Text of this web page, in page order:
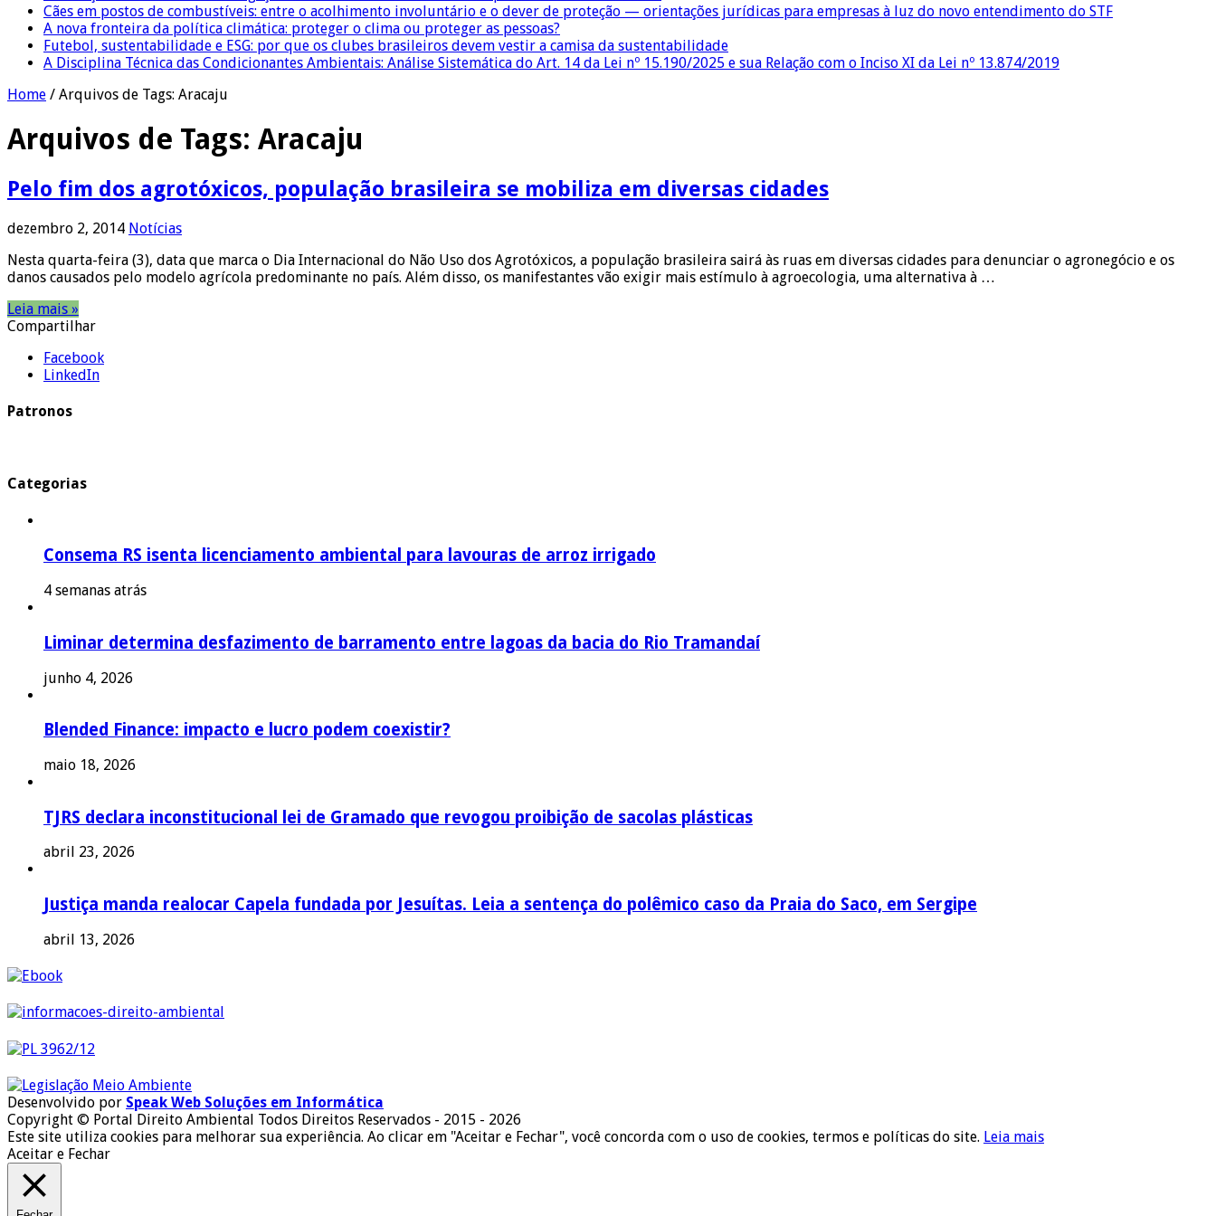
Cães em postos de combustíveis: entre o acolhimento involuntário e o dever de proteção — orientações jurídicas para empresas à luz do novo entendimento do STF
A nova fronteira da política climática: proteger o clima ou proteger as pessoas?
Futebol, sustentabilidade e ESG: por que os clubes brasileiros devem vestir a camisa da sustentabilidade
A Disciplina Técnica das Condicionantes Ambientais: Análise Sistemática do Art. 14 da Lei nº 15.190/2025 e sua Relação com o Inciso XI da Lei nº 13.874/2019
Home / Arquivos de Tags: Aracaju
Arquivos de Tags: Aracaju
Pelo fim dos agrotóxicos, população brasileira se mobiliza em diversas cidades
dezembro 2, 2014 Notícias
Nesta quarta-feira (3), data que marca o Dia Internacional do Não Uso dos Agrotóxicos, a população brasileira sairá às ruas em diversas cidades para denunciar o agronegócio e os
danos causados pelo modelo agrícola predominante no país. Além disso, os manifestantes vão exigir mais estímulo à agroecologia, uma alternativa à …
Leia mais »
Compartilhar
Facebook
LinkedIn
Patronos
Categorias
Consema RS isenta licenciamento ambiental para lavouras de arroz irrigado
4 semanas atrás
Liminar determina desfazimento de barramento entre lagoas da bacia do Rio Tramandaí
junho 4, 2026
Blended Finance: impacto e lucro podem coexistir?
maio 18, 2026
TJRS declara inconstitucional lei de Gramado que revogou proibição de sacolas plásticas
abril 23, 2026
Justiça manda realocar Capela fundada por Jesuítas. Leia a sentença do polêmico caso da Praia do Saco, em Sergipe
abril 13, 2026
Desenvolvido por Speak Web Soluções em Informática
Copyright © Portal Direito Ambiental Todos Direitos Reservados - 2015 - 2026
Este site utiliza cookies para melhorar sua experiência. Ao clicar em "Aceitar e Fechar", você concorda com o uso de cookies, termos e políticas do site. Leia mais
Aceitar e Fechar